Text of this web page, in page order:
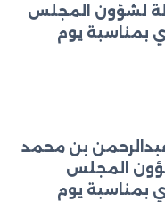
لشؤون المجلس
بمناسبة يوم
بن محمد
المجلس
بمناسبة يوم